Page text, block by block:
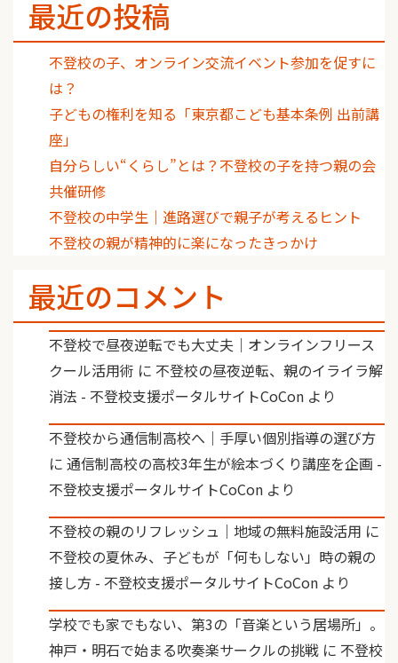
最近の投稿
不登校の子、オンライン交流イベント参加を促すに
は？
子どもの権利を知る「東京都こども基本条例 出前講
座」
自分らしい“くらし”とは？不登校の子を持つ親の会
共催研修
不登校の中学生｜進路選びで親子が考えるヒント
不登校の親が精神的に楽になったきっかけ
最近のコメント
不登校で昼夜逆転でも大丈夫｜オンラインフリース
クール活用術 に 不登校の昼夜逆転、親のイライラ解
消法 - 不登校支援ポータルサイトCoCon より
不登校から通信制高校へ｜手厚い個別指導の選び方
に 通信制高校の高校3年生が絵本づくり講座を企画 -
不登校支援ポータルサイトCoCon より
不登校の親のリフレッシュ｜地域の無料施設活用 に
不登校の夏休み、子どもが「何もしない」時の親の
接し方 - 不登校支援ポータルサイトCoCon より
学校でも家でもない、第3の「音楽という居場所」。
神戸・明石で始まる吹奏楽サークルの挑戦 に 不登校